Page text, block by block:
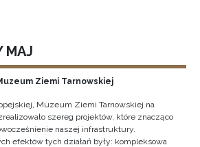
MAJ
Ziemi Tarnowskiej
Muzeum Ziemi Tarnowskiej na
szereg projektów, które znacząco
naszej infrastruktury.
efektów tych działań były: kompleksowa